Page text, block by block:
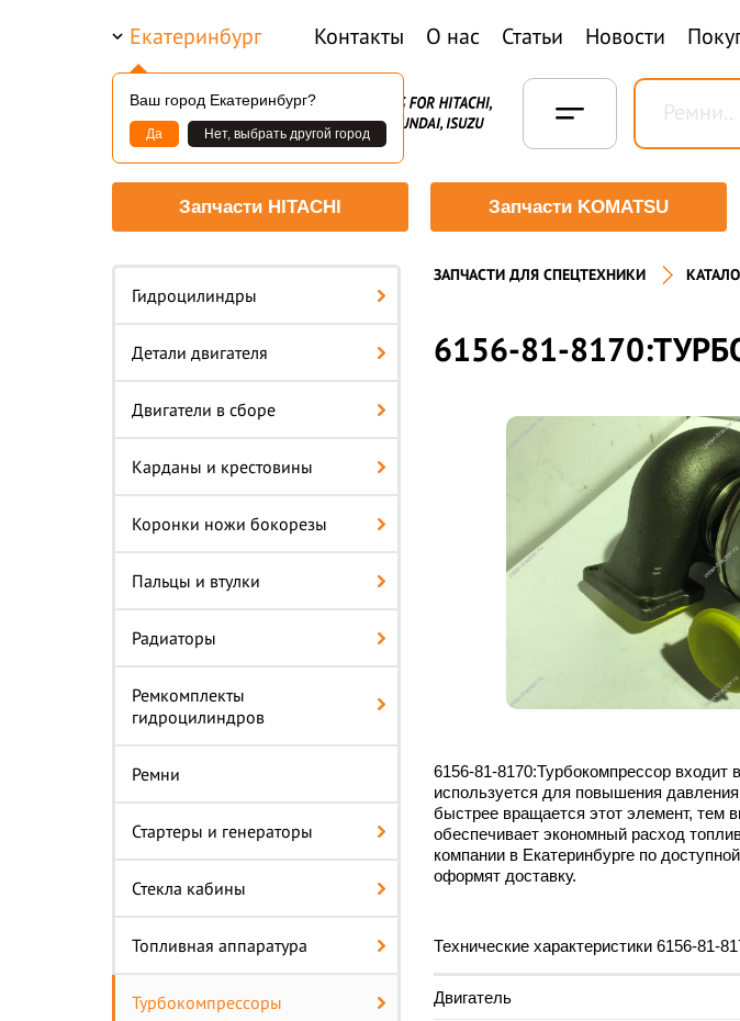
Екатеринбург
Ваш город Екатеринбург?
Да Нет, выбрать другой город
Контакты О нас Статьи Новости
Запчасти HITACHI Запчасти KOMATSU
Гидроцилиндры
Детали двигателя
Двигатели в сборе
Карданы и крестовины
Коронки ножи бокорезы
Пальцы и втулки
Радиаторы
Ремкомплекты
гидроцилиндров
Ремни
Стартеры и генераторы
Стекла кабины
Топливная аппаратура
Турбокомпрессоры
ЗАПЧАСТИ ДЛЯ СПЕЦТЕХНИКИ
6156-81-
6156-81-8170:Турбокомпрессор входит
используется для повышения
быстрее вращается этот элемент, тем
обеспечивает экономный расход
компании в Екатеринбурге по
оформят доставку.
Технические характеристики 6156-81-
Двигатель